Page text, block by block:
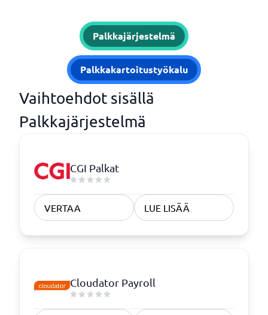
Palkkajärjestelmä
Palkkakartoitustyökalu
Vaihtoehdot sisällä
Palkkajärjestelmä
CGI Palkat
VERTAA LUE LISÄÄ
Cloudator Payroll